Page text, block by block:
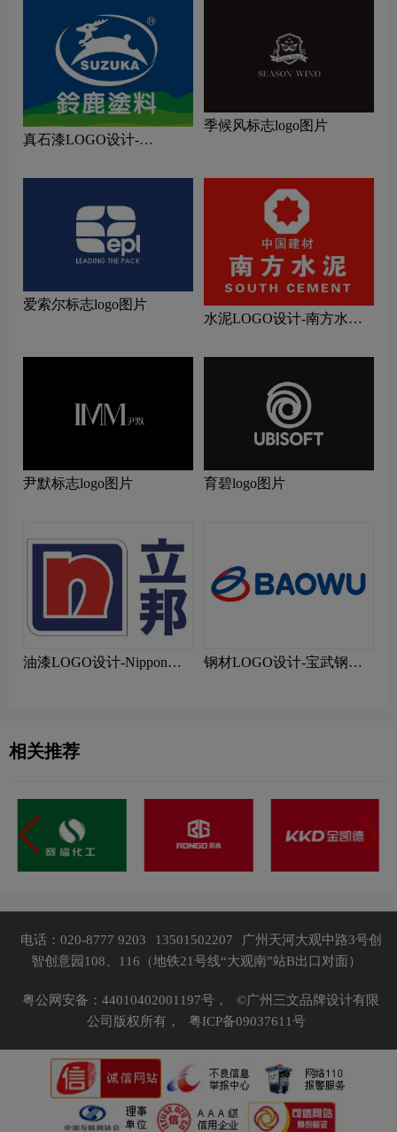
真石漆LOGO设计-
季候风标志logo图片
爱索尔标志logo图片
水泥LOGO设计-南方水泥
尹默标志logo图片 育碧logo图片
油漆LOGO设计-Nippon立
钢材LOGO设计-宝武钢铁
相关推荐
电话：020-8777 9203 13501502207
广州天河大观中路3号创
智创意园108、116（地铁21号线“大观南”站B出口对面）
粤公网安备：44010402001197号，
©广州三文品牌设计有限
公司版权所有，
粤ICP备09037611号